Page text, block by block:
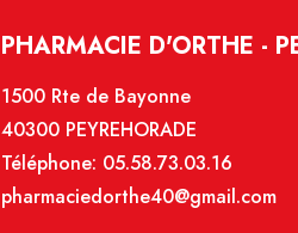
PHARMACIE D'ORTHE -
1500 Rte de Bayonne
40300 PEYREHORADE
Téléphone: 05.58.73.03.16
pharmaciedorthe40@gmail.com